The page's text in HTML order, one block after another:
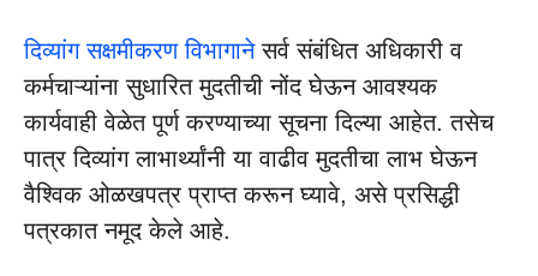
दिव्यांग सक्षमीकरण विभागानेसर्व संबंधित अधिकारी व
कर्मचाऱ्यांना सुधारित मुदतीची नोंद घेऊन आवश्यक
कार्यवाही वेळेत पूर्ण करण्याच्या सूचना दिल्या आहेत. तसेच
पात्र दिव्यांग लाभार्थ्यांनी या वाढीव मुदतीचा लाभ घेऊन
वैश्विक ओळखपत्र प्राप्त करून घ्यावे, असे प्रसिद्धी
पत्रकात नमूद केले आहे.